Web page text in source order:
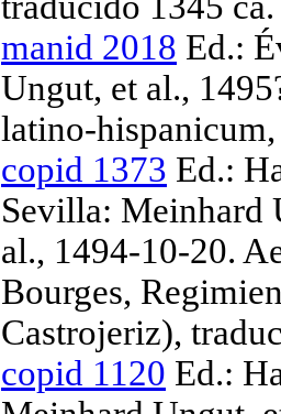
manid 2018 Ed.:
Ungut, et al.,
latino-
copid 1373 Ed.:
Sevilla: Meinhard
al., 1494-10-20.
Bourges,
Castrojeriz),
copid 1120 Ed.: